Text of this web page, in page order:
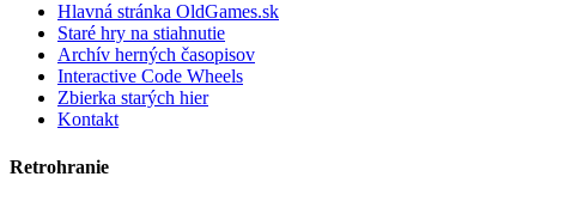
Hlavná stránka OldGames.sk
Staré hry na stiahnutie
Archív herných časopisov
Interactive Code Wheels
Zbierka starých hier
Kontakt
Retrohranie